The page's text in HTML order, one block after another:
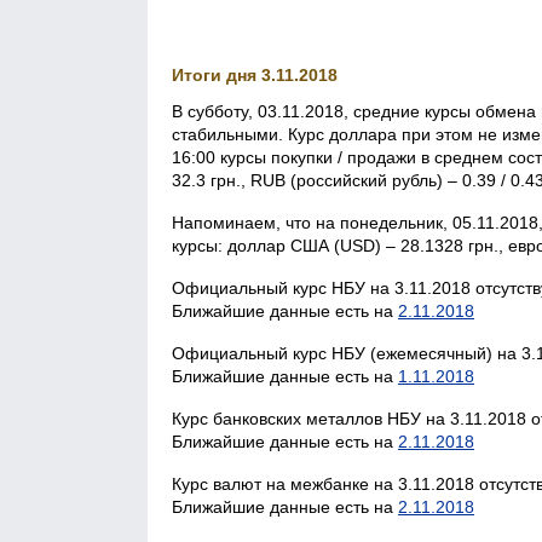
Итоги дня 3.11.2018
В субботу, 03.11.2018, средние курсы
стабильными. Курс доллара при этом не
16:00 курсы покупки / продажи в среднем
32.3 грн., RUB (российский рубль) – 0.39 /
Напоминаем, что на понедельник,
курсы: доллар США (USD) – 28.1328 грн.,
Официальный курс НБУ на 3.11.2018
Ближайшие данные есть на 2.11.2018
Официальный курс НБУ (ежемесячный) на
Ближайшие данные есть на 1.11.2018
Курс банковских металлов НБУ на 3.11.2018
Ближайшие данные есть на 2.11.2018
Курс валют на межбанке на 3.11.2018
Ближайшие данные есть на 2.11.2018